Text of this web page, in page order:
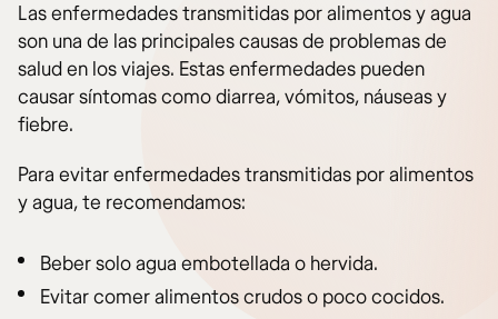
Las enfermedades transmitidas por alimentos y agua
son una de las principales causas de problemas de
salud en los viajes. Estas enfermedades pueden
causar síntomas como diarrea, vómitos, náuseas y
fiebre.
Para evitar enfermedades transmitidas por alimentos
y agua, te recomendamos:
Beber solo agua embotellada o hervida.
Evitar comer alimentos crudos o poco cocidos.